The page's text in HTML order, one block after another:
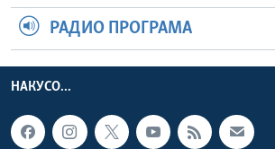
РАДИО ПРОГРАМА
НАКУСО...